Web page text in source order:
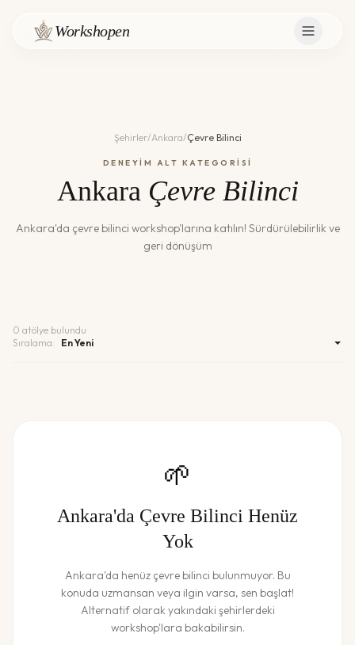
Workshopen
Şehirler/Ankara/Çevre Bilinci
DENEYİM ALT KATEGORİSİ
Ankara Çevre Bilinci
Ankara'da çevre bilinci workshop'larına katılın! Sürdürülebilirlik ve
geri dönüşüm
0 atölye bulundu
Sıralama:
🌱
Ankara'da Çevre Bilinci Henüz
Yok
Ankara'da henüz çevre bilinci bulunmuyor. Bu
konuda uzmansan veya ilgin varsa, sen başlat!
Alternatif olarak yakındaki şehirlerdeki
workshop'lara bakabilirsin.